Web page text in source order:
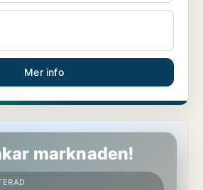
Mer info
marknaden!